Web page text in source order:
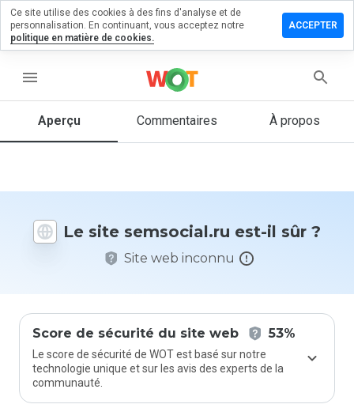
menu
Aperçu Commentaires À propos
Le site semsocial.ru est-il sûr ?
Site web inconnu
Score de sécurité du site web 53%
Le score de sécurité de WOT est basé sur notre
technologie unique et sur les avis des experts de la
communauté.
un
1 et 5
vous à ce
site ?
Ce site utilise des cookies à des fins d'analyse et de
personnalisation. En continuant, vous acceptez notre
politique en matière de cookies.
ACCEPTER